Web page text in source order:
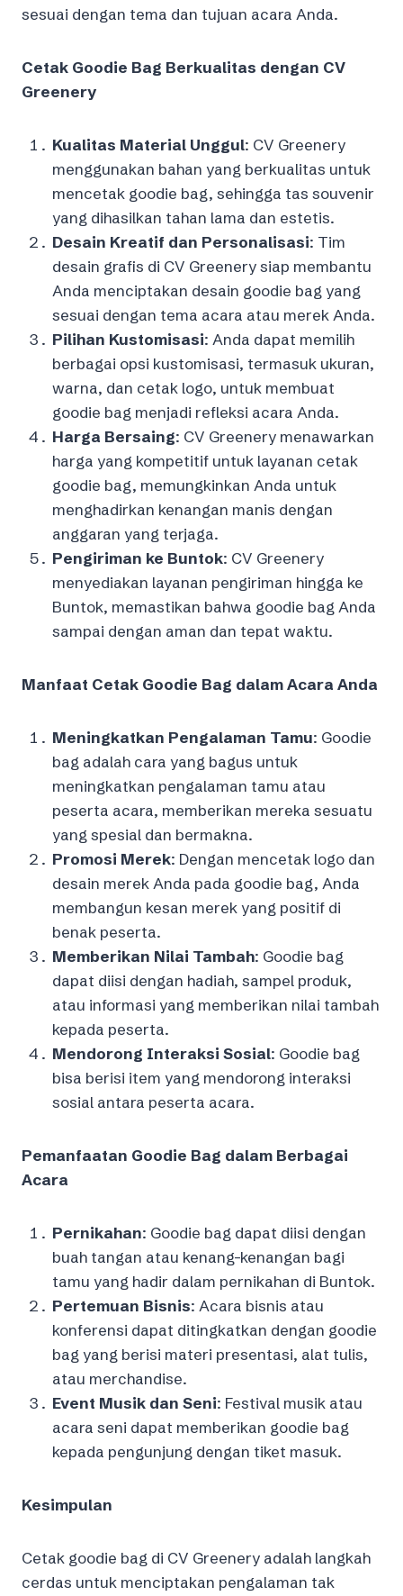
sesuai dengan tema dan tujuan acara Anda.
Cetak Goodie Bag Berkualitas dengan CV
Greenery
Kualitas Material Unggul: CV Greenery
menggunakan bahan yang berkualitas untuk
mencetak goodie bag, sehingga tas souvenir
yang dihasilkan tahan lama dan estetis.
Desain Kreatif dan Personalisasi: Tim
desain grafis di CV Greenery siap membantu
Anda menciptakan desain goodie bag yang
sesuai dengan tema acara atau merek Anda.
Pilihan Kustomisasi: Anda dapat memilih
berbagai opsi kustomisasi, termasuk ukuran,
warna, dan cetak logo, untuk membuat
goodie bag menjadi refleksi acara Anda.
Harga Bersaing: CV Greenery menawarkan
harga yang kompetitif untuk layanan cetak
goodie bag, memungkinkan Anda untuk
menghadirkan kenangan manis dengan
anggaran yang terjaga.
Pengiriman ke Buntok: CV Greenery
menyediakan layanan pengiriman hingga ke
Buntok, memastikan bahwa goodie bag Anda
sampai dengan aman dan tepat waktu.
Manfaat Cetak Goodie Bag dalam Acara Anda
Meningkatkan Pengalaman Tamu: Goodie
bag adalah cara yang bagus untuk
meningkatkan pengalaman tamu atau
peserta acara, memberikan mereka sesuatu
yang spesial dan bermakna.
Promosi Merek: Dengan mencetak logo dan
desain merek Anda pada goodie bag, Anda
membangun kesan merek yang positif di
benak peserta.
Memberikan Nilai Tambah: Goodie bag
dapat diisi dengan hadiah, sampel produk,
atau informasi yang memberikan nilai tambah
kepada peserta.
Mendorong Interaksi Sosial: Goodie bag
bisa berisi item yang mendorong interaksi
sosial antara peserta acara.
Pemanfaatan Goodie Bag dalam Berbagai
Acara
Pernikahan: Goodie bag dapat diisi dengan
buah tangan atau kenang-kenangan bagi
tamu yang hadir dalam pernikahan di Buntok.
Pertemuan Bisnis: Acara bisnis atau
konferensi dapat ditingkatkan dengan goodie
bag yang berisi materi presentasi, alat tulis,
atau merchandise.
Event Musik dan Seni: Festival musik atau
acara seni dapat memberikan goodie bag
kepada pengunjung dengan tiket masuk.
Kesimpulan
Cetak goodie bag di CV Greenery adalah langkah
cerdas untuk menciptakan pengalaman tak